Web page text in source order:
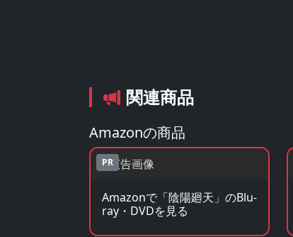
関連商品
Amazonの商品
PR
Amazonで「陰陽廻天」のBlu-
ray・DVDを見る